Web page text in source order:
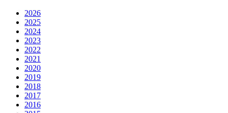
2026
2025
2024
2023
2022
2021
2020
2019
2018
2017
2016